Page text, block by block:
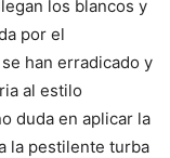
los blancos y
por el
han erradicado y
al estilo
duda en aplicar la
la pestilente turba